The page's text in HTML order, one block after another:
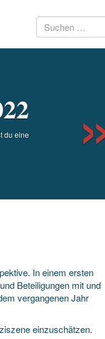
Suchen
du eine
In einem ersten
Beteiligungen mit und
vergangenen Jahr
einzuschätzen.